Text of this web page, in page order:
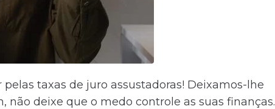
taxas de juro assustadoras! Deixamos-lhe
não deixe que o medo controle as suas finanças.